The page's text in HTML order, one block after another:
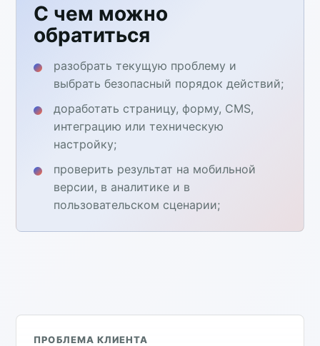
С чем можно
обратиться
разобрать текущую проблему и
выбрать безопасный порядок действий;
доработать страницу, форму, CMS,
интеграцию или техническую
настройку;
проверить результат на мобильной
версии, в аналитике и в
пользовательском сценарии;
ПРОБЛЕМА КЛИЕНТА